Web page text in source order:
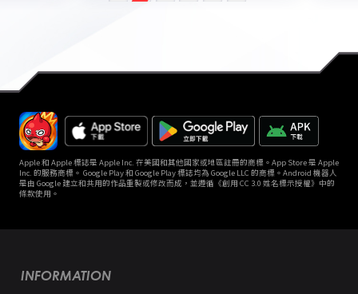
Apple 和 Apple 標誌是 Apple Inc. 在美國和其他國家或地區註冊的商標。App Store 是 Apple
Inc. 的服務商標。 Google Play 和 Google Play 標誌均為 Google LLC 的商標。Android 機器人
是由 Google 建立和共用的作品重製或修改而成，並遵循《創用 CC 3.0 姓名標示授權》中的
條款使用。
INFORMATION